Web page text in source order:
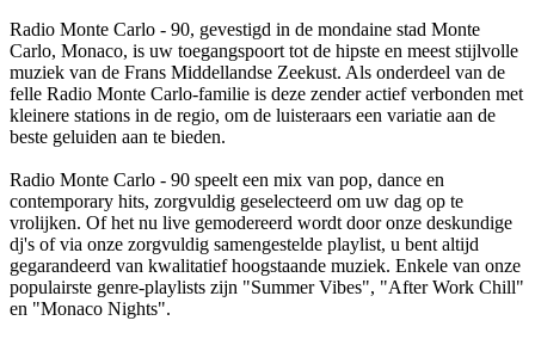
Radio Monte Carlo - 90, gevestigd in de mondaine stad Monte
Carlo, Monaco, is uw toegangspoort tot de hipste en meest stijlvolle
muziek van de Frans Middellandse Zeekust. Als onderdeel van de
felle Radio Monte Carlo-familie is deze zender actief verbonden met
kleinere stations in de regio, om de luisteraars een variatie aan de
beste geluiden aan te bieden.
Radio Monte Carlo - 90 speelt een mix van pop, dance en
contemporary hits, zorgvuldig geselecteerd om uw dag op te
vrolijken. Of het nu live gemodereerd wordt door onze deskundige
dj's of via onze zorgvuldig samengestelde playlist, u bent altijd
gegarandeerd van kwalitatief hoogstaande muziek. Enkele van onze
populairste genre-playlists zijn "Summer Vibes", "After Work Chill"
en "Monaco Nights".